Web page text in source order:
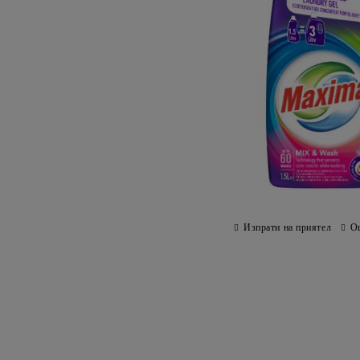
Изпрати на приятел